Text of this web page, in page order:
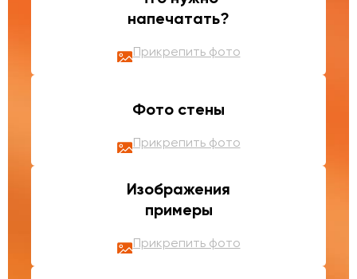
напечатать?
Прикрепить фото
Фото стены
Прикрепить фото
Изображения
примеры
Прикрепить фото